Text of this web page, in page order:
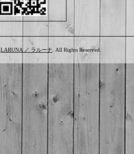
LARUNA ／ ラルーナ . All Rights Reserved.